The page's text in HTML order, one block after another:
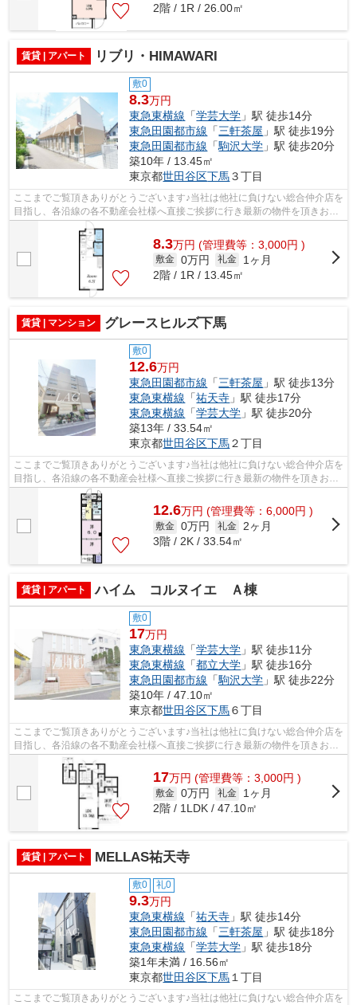
2階 / 1R / 26.00㎡
賃貸 | アパート リブリ・HIMAWARI
敷0
8.3万円
東急東横線 「学芸大学 」駅 徒歩14分
東急田園都市線 「三軒茶屋 」駅 徒歩19分
東急田園都市線 「駒沢大学 」駅 徒歩20分
築10年 / 13.45㎡
東京都世田谷区下馬３丁目
ここまでご覧頂きありがとうございます♪当社は他社に負けない総合仲介店を
目指し、各沿線の各不動産会社様へ直接ご挨拶に行き最新の物件を頂きお客
様へ提供しております！最新の情報は...
8.3万円 (管理費等：3,000円 )
敷金 0万円 礼金
1ヶ月
2階 / 1R / 13.45㎡
賃貸 | マンション グレースヒルズ下馬
敷0
12.6万円
東急田園都市線 「三軒茶屋 」駅 徒歩13分
東急東横線 「祐天寺 」駅 徒歩17分
東急東横線 「学芸大学 」駅 徒歩20分
築13年 / 33.54㎡
東京都世田谷区下馬２丁目
ここまでご覧頂きありがとうございます♪当社は他社に負けない総合仲介店を
目指し、各沿線の各不動産会社様へ直接ご挨拶に行き最新の物件を頂きお客
様へ提供しております！最新の情報は...
12.6万円 (管理費等：6,000円 )
敷金 0万円 礼金 2ヶ月
3階 / 2K / 33.54㎡
賃貸 | アパート ハイム コルヌイエ Ａ棟
敷0
17万円
東急東横線 「学芸大学 」駅 徒歩11分
東急東横線 「都立大学 」駅 徒歩16分
東急田園都市線 「駒沢大学 」駅 徒歩22分
築10年 / 47.10㎡
東京都世田谷区下馬６丁目
ここまでご覧頂きありがとうございます♪当社は他社に負けない総合仲介店を
目指し、各沿線の各不動産会社様へ直接ご挨拶に行き最新の物件を頂きお客
様へ提供しております！最新の情報は...
17万円 (管理費等：3,000円 )
敷金 0万円 礼金
1ヶ月
2階 / 1LDK / 47.10㎡
賃貸 | アパート MELLAS祐天寺
敷0 礼0
9.3万円
東急東横線 「祐天寺 」駅 徒歩14分
東急田園都市線 「三軒茶屋 」駅 徒歩18分
東急東横線 「学芸大学 」駅 徒歩18分
築1年未満 / 16.56㎡
東京都世田谷区下馬 １丁目
ここまでご覧頂きありがとうございます♪当社は他社に負けない総合仲介店を